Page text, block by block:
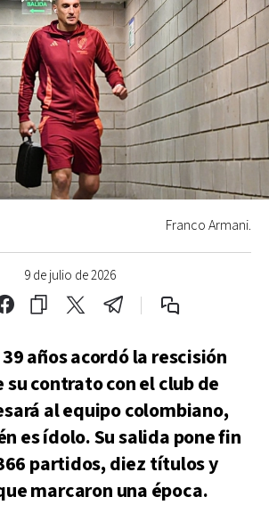
9 de julio de 2026
Franco Armani.
años acordó la rescisión
contrato con el club de
al equipo colombiano,
es ídolo. Su salida pone fin
partidos, diez títulos y
marcaron una época.